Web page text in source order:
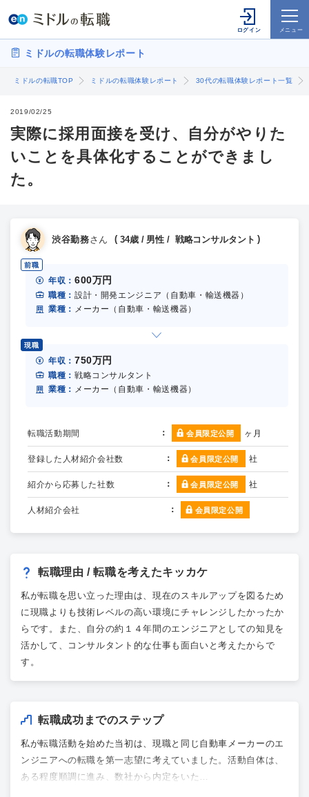
ミドルの転職体験レポート
ミドルの転職TOP ミドルの転職体験レポート 30代の転職体験レポート一覧
2019/02/25
実際に採用面接を受け、自分がやりた
いことを具体化することができまし
た。
渋谷勤務さん 34歳 / 男性 / 戦略コンサルタント
前職
年収： 600万円
職種： 設計・開発エンジニア（自動車・輸送機器）
業種： メーカー（自動車・輸送機器）
現職
年収： 750万円
職種： 戦略コンサルタント
業種： メーカー（自動車・輸送機器）
転職活動期間 会員限定公開 ヶ月
登録した人材紹介会社数 会員限定公開 社
紹介から応募した社数 会員限定公開 社
人材紹介会社 会員限定公開
転職理由 / 転職を考えたキッカケ
私が転職を思い立った理由は、現在のスキルアップを図るため
に現職よりも技術レベルの高い環境にチャレンジしたかったか
らです。また、自分の約１４年間のエンジニアとしての知見を
活かして、コンサルタント的な仕事も面白いと考えたからで
す。
転職成功までのステップ
私が転職活動を始めた当初は、現職と同じ自動車メーカーのエ
ンジニアへの転職を第一志望に考えていました。活動自体は、
ある程度順調に進み、数社から内定をいた…